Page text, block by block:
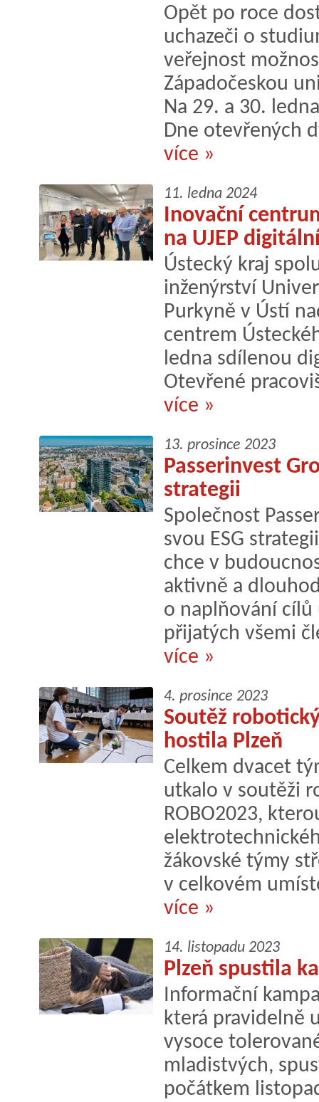
Opět po roce
uchazeči o
veřejnost
Západočeskou
Na 29. a 30.
Dne otevřených
více »
11. ledna 2024
Inovační
na UJEP
Ústecký kraj
inženýrství
Purkyně v Ústí
centrem
ledna sdílenou
Otevřené
více »
13. prosince 2023
Passerinvest
strategii
Společnost
svou ESG
chce v
aktivně a
o naplňování
přijatých všemi
více »
4. prosince 2023
Soutěž
hostila Plzeň
Celkem dvacet
utkalo v soutěži
ROBO2023,
žákovské týmy
v celkovém
více »
14. listopadu 2023
Plzeň spustila
Informační
která pravidelně
vysoce
mladistvých,
počátkem